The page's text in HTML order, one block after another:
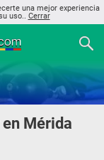
una mejor experiencia
uso.. Cerrar
Mérida